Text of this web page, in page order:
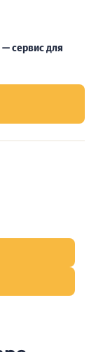
— сервис для